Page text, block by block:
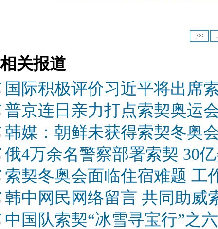
|<<
相关报道
国际积极评价习近平将出席
普京连日亲力打点索契奥运
韩媒：朝鲜未获得索契冬奥
俄4万余名警察部署索契 30
索契冬奥会面临住宿难题 工
韩中网民网络留言 共同助威
中国队索契“冰雪寻宝行”之